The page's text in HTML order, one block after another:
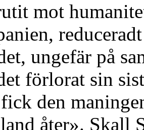
mot
ungefär på
förlorat sin
den
åter». Skall